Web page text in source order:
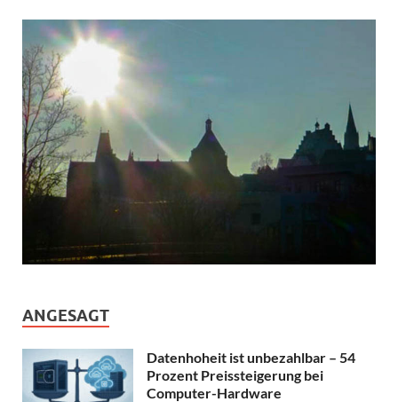
ANGESAGT
Datenhoheit ist unbezahlbar – 54
Prozent Preissteigerung bei
Computer-Hardware